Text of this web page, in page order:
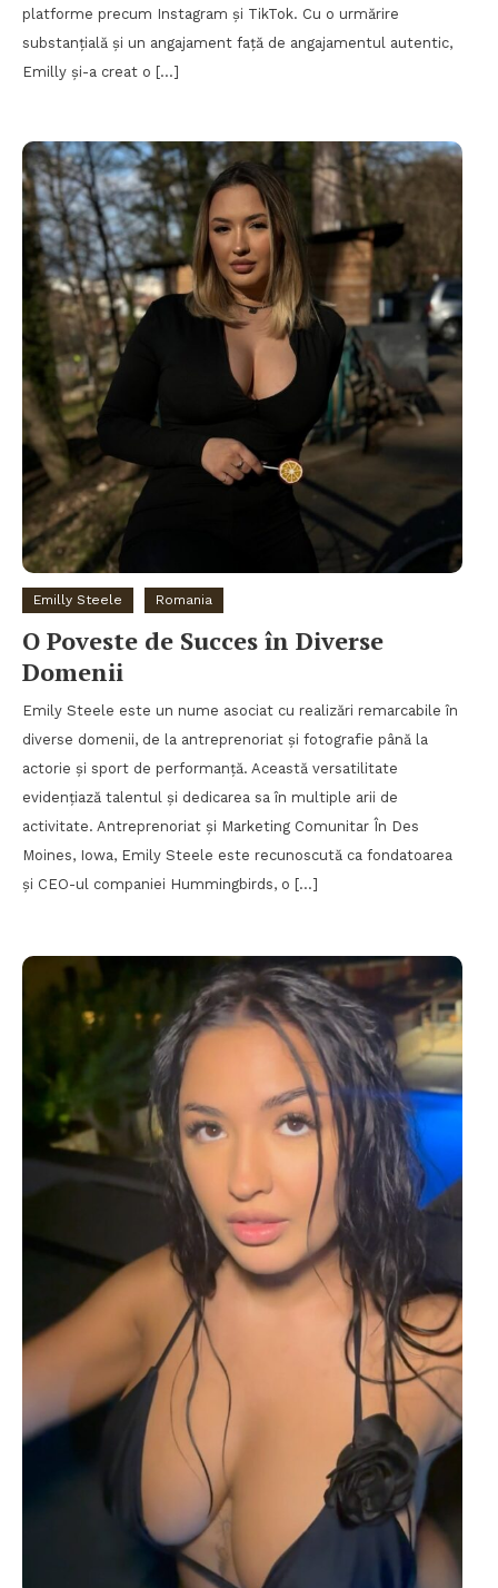
platforme precum Instagram și TikTok. Cu o urmărire
substanțială și un angajament față de angajamentul autentic,
Emilly și-a creat o […]
Emilly Steele Romania
O Poveste de Succes în Diverse
Domenii
Emily Steele este un nume asociat cu realizări remarcabile în
diverse domenii, de la antreprenoriat și fotografie până la
actorie și sport de performanță. Această versatilitate
evidențiază talentul și dedicarea sa în multiple arii de
activitate. Antreprenoriat și Marketing Comunitar În Des
Moines, Iowa, Emily Steele este recunoscută ca fondatoarea
și CEO-ul companiei Hummingbirds, o […]